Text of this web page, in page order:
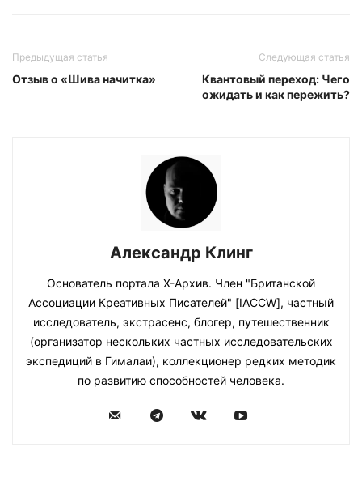
Предыдущая статья
Отзыв о «Шива начитка»
Следующая статья
Квантовый переход: Чего
ожидать и как пережить?
Александр Клинг
Основатель портала Х-Архив. Член "Британской
Ассоциации Креативных Писателей" [IACCW], частный
исследователь, экстрасенс, блогер, путешественник
(организатор нескольких частных исследовательских
экспедиций в Гималаи), коллекционер редких методик
по развитию способностей человека.